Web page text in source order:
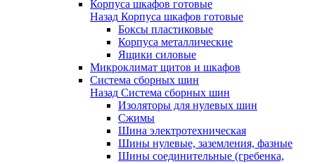
Корпуса шкафов готовые
Назад Корпуса шкафов готовые
Боксы пластиковые
Корпуса металлические
Ящики силовые
Микроклимат щитов и шкафов
Система сборных шин
Назад Система сборных шин
Изоляторы для нулевых шин
Сжимы
Шина электротехническая
Шины нулевые, заземления, фазные
Шины соединительные (гребенка,